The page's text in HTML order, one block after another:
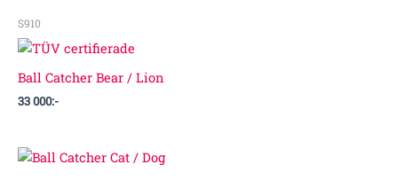
S910
Ball Catcher Bear / Lion
33 000:-